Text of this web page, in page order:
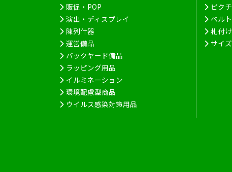
販促・POP
演出・ディスプレイ
陳列什器
運営備品
バックヤード備品
ラッピング用品
イルミネーション
環境配慮型商品
ウイルス感染対策用品
ピク
ベル
札付
サイ